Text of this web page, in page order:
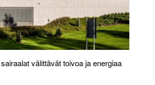
välittävät toivoa ja energiaa